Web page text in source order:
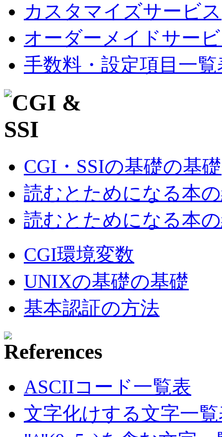
カスタマイズサービス
オーダーメイドサー
手数料・設定項目一覧
CGI・SSIの基礎の基礎
読むとためになる本
読むとためになる本
CGI環境変数
UNIXの基礎の基礎
基本認証の方法
ASCIIコード一覧表
文字化けする文字一